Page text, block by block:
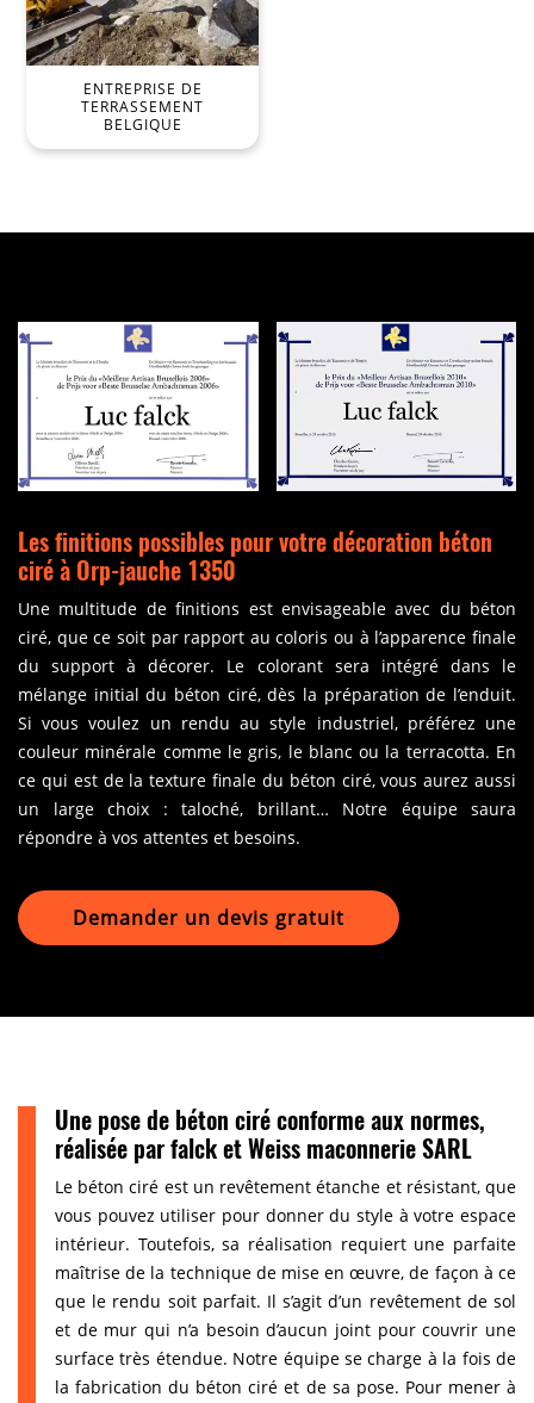
ENTREPRISE DE
TERRASSEMENT
BELGIQUE
Les finitions possibles pour votre décoration béton
ciré à Orp-jauche 1350
Une multitude de finitions est envisageable avec du béton
ciré, que ce soit par rapport au coloris ou à l’apparence finale
du support à décorer. Le colorant sera intégré dans le
mélange initial du béton ciré, dès la préparation de l’enduit.
Si vous voulez un rendu au style industriel, préférez une
couleur minérale comme le gris, le blanc ou la terracotta. En
ce qui est de la texture finale du béton ciré, vous aurez aussi
un large choix : taloché, brillant… Notre équipe saura
répondre à vos attentes et besoins.
Demander un devis gratuit
Une pose de béton ciré conforme aux normes,
réalisée par falck et Weiss maconnerie SARL
Le béton ciré est un revêtement étanche et résistant, que
vous pouvez utiliser pour donner du style à votre espace
intérieur. Toutefois, sa réalisation requiert une parfaite
maîtrise de la technique de mise en œuvre, de façon à ce
que le rendu soit parfait. Il s’agit d’un revêtement de sol
et de mur qui n’a besoin d’aucun joint pour couvrir une
surface très étendue. Notre équipe se charge à la fois de
la fabrication du béton ciré et de sa pose. Pour mener à